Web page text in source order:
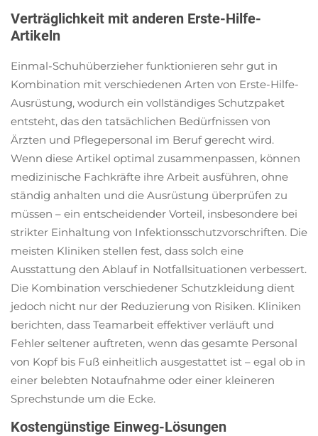
Verträglichkeit mit anderen Erste-Hilfe-
Artikeln
Einmal-Schuhüberzieher funktionieren sehr gut in
Kombination mit verschiedenen Arten von Erste-Hilfe-
Ausrüstung, wodurch ein vollständiges Schutzpaket
entsteht, das den tatsächlichen Bedürfnissen von
Ärzten und Pflegepersonal im Beruf gerecht wird.
Wenn diese Artikel optimal zusammenpassen, können
medizinische Fachkräfte ihre Arbeit ausführen, ohne
ständig anhalten und die Ausrüstung überprüfen zu
müssen – ein entscheidender Vorteil, insbesondere bei
strikter Einhaltung von Infektionsschutzvorschriften. Die
meisten Kliniken stellen fest, dass solch eine
Ausstattung den Ablauf in Notfallsituationen verbessert.
Die Kombination verschiedener Schutzkleidung dient
jedoch nicht nur der Reduzierung von Risiken. Kliniken
berichten, dass Teamarbeit effektiver verläuft und
Fehler seltener auftreten, wenn das gesamte Personal
von Kopf bis Fuß einheitlich ausgestattet ist – egal ob in
einer belebten Notaufnahme oder einer kleineren
Sprechstunde um die Ecke.
Kostengünstige Einweg-Lösungen